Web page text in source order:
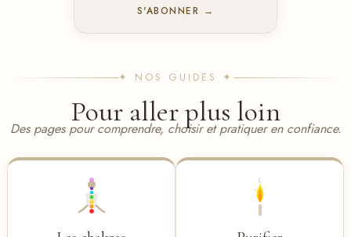
S'ABONNER →
✦ NOS GUIDES ✦
Pour aller plus loin
Des pages pour comprendre, choisir et pratiquer en confiance.